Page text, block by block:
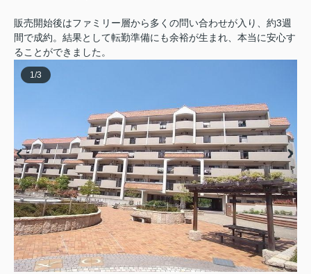
販売開始後はファミリー層から多くの問い合わせが入り、約3週
間で成約。結果として転勤準備にも余裕が生まれ、本当に安心す
ることができました。
1/3